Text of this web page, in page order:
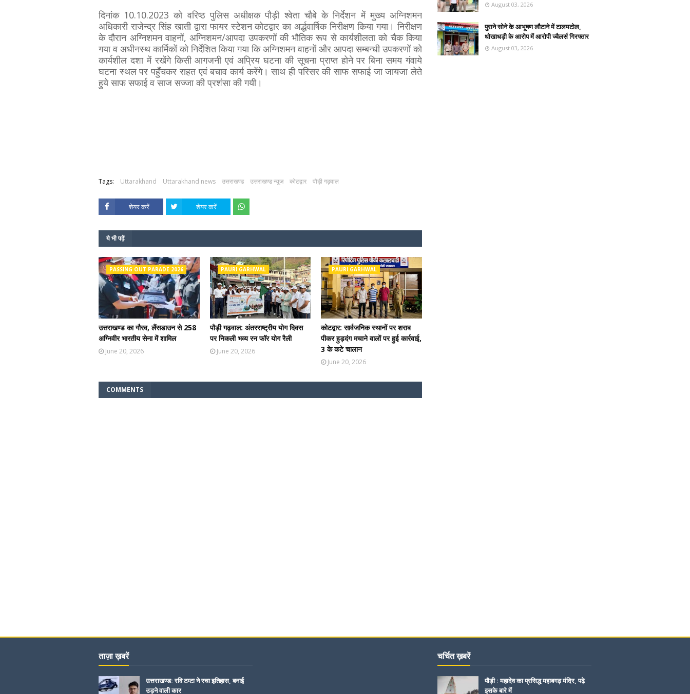
दिनांक 10.10.2023 को वरिष्ठ पुलिस अधीक्षक पौड़ी श्वेता चौबे के निर्देशन में मुख्य अग्निशमन
अधिकारी राजेन्द्र सिंह खाती द्वारा फायर स्टेशन कोटद्वार का अर्द्धवार्षिक निरीक्षण किया गया। निरीक्षण
के दौरान अग्निशमन वाहनों, अग्निशमन/आपदा उपकरणों की भौतिक रूप से कार्यशीलता को चैक किया
गया व अधीनस्थ कार्मिकों को निर्देशित किया गया कि अग्निशमन वाहनों और आपदा सम्बन्धी उपकरणों को
कार्यशील दशा में रखेंगे किसी आगजनी एवं अप्रिय घटना की सूचना प्राप्त होने पर बिना समय गंवाये
घटना स्थल पर पहुँचकर राहत एवं बचाव कार्य करेंगे। साथ ही परिसर की साफ सफाई जा जायजा लेते
हुये साफ सफाई व साज सज्जा की प्रशंसा की गयी।
Tags: Uttarakhand Uttarakhand news उत्तराखण्ड उत्तराखण्ड न्यूज कोटद्वार पौड़ी गढ़वाल
शेयर करें शेयर करें
ये भी पढ़ें
PASSING OUT PARADE 2026
उत्तराखण्ड का गौरव, लैंसडाउन से 258
अग्निवीर भारतीय सेना में शामिल
June 20, 2026
PAURI GARHWAL
पौड़ी गढ़वाल: अंतरराष्ट्रीय योग दिवस
पर निकली भव्य रन फॉर योग रैली
June 20, 2026
PAURI GARHWAL
कोटद्वार: सार्वजनिक स्थानों पर शराब
पीकर हुड़दंग मचाने वालों पर हुई कार्रवाई,
3 के कटे चालान
June 20, 2026
COMMENTS
August 03, 2026
पुराने सोने के आभूषण लौटाने में टालमटोल,
धोखाधड़ी के आरोप में आरोपी ज्वैलर्स गिरफ्तार
August 03, 2026
ताज़ा ख़बरें
उत्तराखण्ड: रवि टम्टा ने रचा इतिहास, बनाई
उड़ने वाली कार
चर्चित ख़बरें
पौड़ी : महादेव का प्रसिद्ध महाबगढ़ मंदिर, पढ़े
इसके बारे में